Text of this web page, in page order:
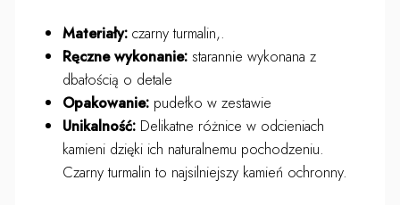
Materiały:czarny turmalin,.
Ręczne wykonanie:starannie wykonana z
dbałością o detale
Opakowanie:pudełko w zestawie
Unikalność:Delikatne różnice w odcieniach
kamieni dzięki ich naturalnemu pochodzeniu.
Czarny turmalin to najsilniejszy kamień ochronny.